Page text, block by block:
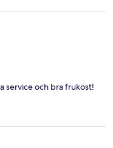
service och bra frukost!